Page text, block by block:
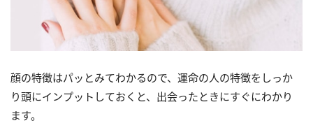
顔の特徴はパッとみてわかるので、運命の人の特徴をしっか
り頭にインプットしておくと、出会ったときにすぐにわかり
ます。